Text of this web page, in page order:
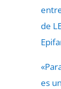
de
es